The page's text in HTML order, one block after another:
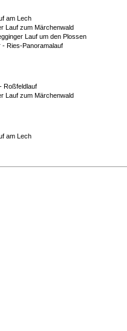
am Lech
Lauf zum Märchenwald
Lauf um den Plossen
- Ries-Panoramalauf
Roßfeldlauf
Lauf zum Märchenwald
am Lech